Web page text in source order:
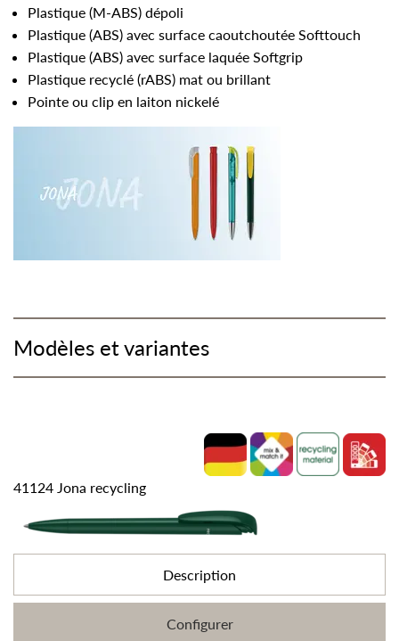
Plastique (M-ABS) dépoli
Plastique (ABS) avec surface caoutchoutée Softtouch
Plastique (ABS) avec surface laquée Softgrip
Plastique recyclé (rABS) mat ou brillant
Pointe ou clip en laiton nickelé
Modèles et variantes
41124 Jona recycling
Description
Configurer